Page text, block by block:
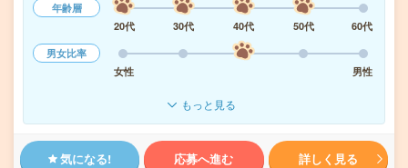
年齢層
20代
30代 40代 50代
60代
男女比率
女性
男性
もっと見る
気になる! 応募へ進む 詳しく見る